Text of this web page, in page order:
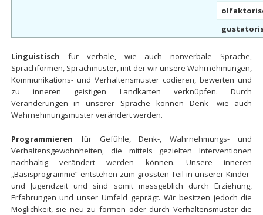
Linguistisch für verbale, wie auch nonverbale Sprache,
Sprachformen, Sprachmuster, mit der wir unsere Wahrnehmungen,
Kommunikations- und Verhaltensmuster codieren, bewerten und
zu inneren geistigen Landkarten verknüpfen. Durch
Veränderungen in unserer Sprache können Denk- wie auch
Wahrnehmungsmuster verändert werden.
Programmieren für Gefühle, Denk-, Wahrnehmungs- und
Verhaltensgewohnheiten, die mittels gezielten Interventionen
nachhaltig verändert werden können. Unsere inneren
„Basisprogramme“ entstehen zum grössten Teil in unserer Kinder-
und Jugendzeit und sind somit massgeblich durch Erziehung,
Erfahrungen und unser Umfeld geprägt. Wir besitzen jedoch die
Möglichkeit, sie neu zu formen oder durch Verhaltensmuster die